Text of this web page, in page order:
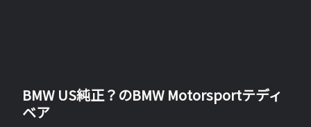
BMW US純正？のBMW Motorsportテディ
ベア